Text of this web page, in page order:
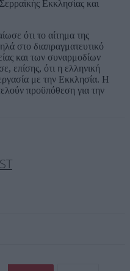
Εκκλησίας και
ότι το αίτημα της
στο διαπραγματευτικό
και των συναρμοδίων
επίσης, ότι η ελληνική
με την Εκκλησία. Η
προϋπόθεση για την